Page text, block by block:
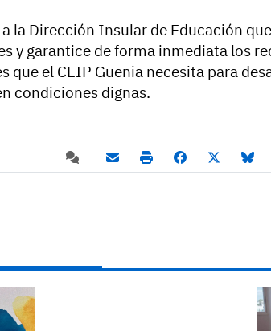
la Dirección Insular de Educación
y garantice de forma inmediata los
que el CEIP Guenia necesita para
condiciones dignas.